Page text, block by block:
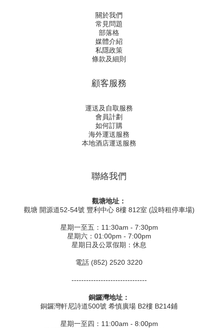
關於我們
常見問題
部落格
媒體介紹
私隱政策
條款及細則
顧客服務
運送及自取服務
會員計劃
如何訂購
海外運送服務
本地酒店運送服務
聯絡我們
觀塘地址：
觀塘 開源道52-54號 豐利中心 8樓 812室 (設時租停車場)
星期一至五：11:30am - 7:30pm
星期六：01:00pm - 7:00pm
星期日及公眾假期：休息
電話 (852) 2520 3220
-------------------------------
銅鑼灣地址：
銅鑼灣軒尼詩道500號 希慎廣場 B2樓 B214鋪
星期一至四：11:00am - 8:00pm